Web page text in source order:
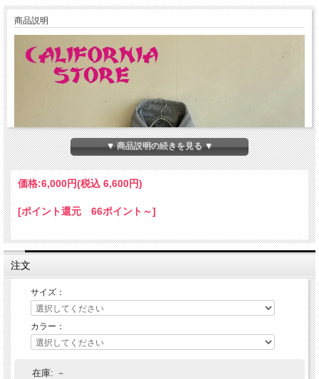
商品説明
CALIFORNIA STORE(カリフォルニアストア)
エロい猫 PARKA
▼ 商品説明の続きを見る ▼
価格:6,000円(税込 6,600円)
[ポイント還元 66ポイント～]
注文
サイズ：
カラー：
在庫: －